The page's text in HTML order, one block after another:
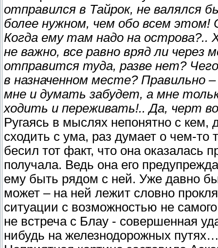
отправился в Тайрок, не валялся
более нужном, чем обо всем
Когда ему там надо на
не важно, все равно вряд ли через
отправится туда, разве нет?
в назначенном месте? Правильно
мне и думать забудет, а мне
ходить и переживать!.. Да, черт
Ругаясь в мыслях непонятно с кем,
сходить с ума, раз думает о чем-то
бесил тот факт, что она оказалась
получала. Ведь она его
ему быть рядом с ней. Уже давно
может – на ней лежит словно
ситуации с возможностью не
не встреча с Блау - совершенная
нибудь на железнодорожных